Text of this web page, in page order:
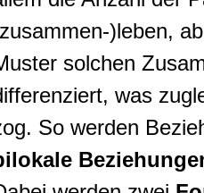
)leben,
solchen
was
So werden